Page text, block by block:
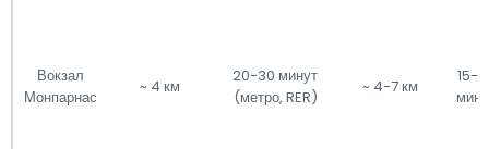
Вокзал
Монпарнас
~ 4 км
20-30 минут
(метро, RER)
~ 4-7 км
15-